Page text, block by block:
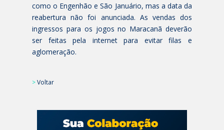
como o Engenhão e São Januário, mas a data da
reabertura não foi anunciada. As vendas dos
ingressos para os jogos no Maracanã deverão
ser feitas pela internet para evitar filas e
aglomeração.
>Voltar